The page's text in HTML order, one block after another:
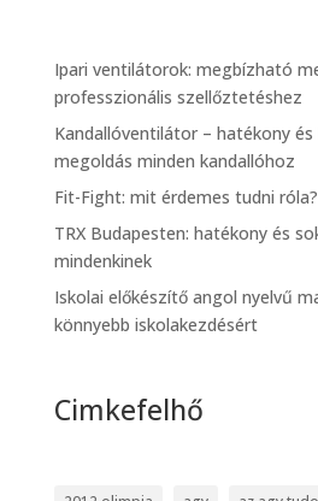
Ipari ventilátorok: megbízható
professzionális szellőztetéshez
Kandallóventilátor – hatékony
megoldás minden kandallóhoz
Fit-Fight: mit érdemes tudni róla?
TRX Budapesten: hatékony és
mindenkinek
Iskolai előkészítő angol nyelvű
könnyebb iskolakezdésért
Cimkefelhő